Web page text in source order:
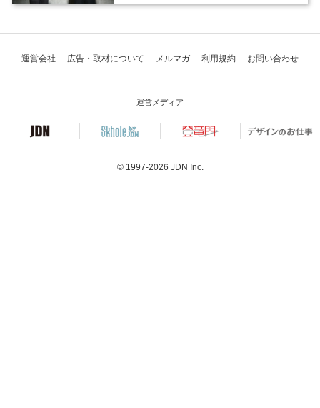
運営会社 広告・取材について メルマガ 利用規約 お問い合わせ
運営メディア
© 1997-2026 JDN Inc.